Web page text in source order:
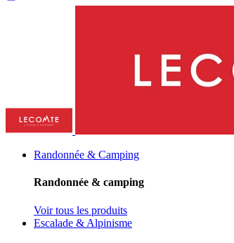
Randonnée & Camping
Randonnée & camping
Voir tous les produits
Escalade & Alpinisme